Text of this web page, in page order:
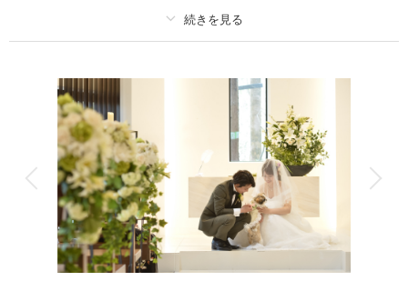
撮影料
着付け
アルバム データ 150 カット 台紙付写真
衣装追加 会食 挙式
家族と撮影 家族用衣装レンタル
その他含むもの
撮影料、全データ色味補正、新婦ヘアメイク、新郎新婦小物、衣装使用料、
アテンド【お食事】6名様分フルコース・乾杯酒・フリードリンク、個室利